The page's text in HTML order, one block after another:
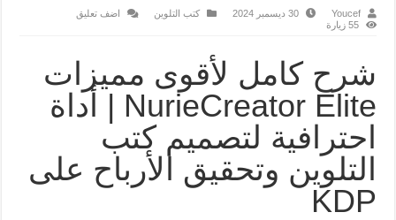
Youcef 30 ديسمبر 2024 كتب التلوين
اضف تعليق
55 زيارة
شرح كامل لأقوى مميزات
NurieCreator Elite | أداة
احترافية لتصميم كتب
التلوين وتحقيق الأرباح على
KDP